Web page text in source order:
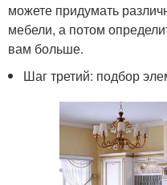
можете придумать
мебели, а потом
вам больше.
Шаг третий: подбор